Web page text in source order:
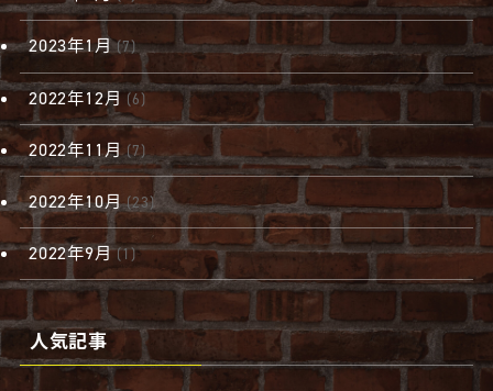
2023年1月(7)
2022年12月 (6)
2022年11月(7)
2022年10月(23)
2022年9月(1)
人気記事